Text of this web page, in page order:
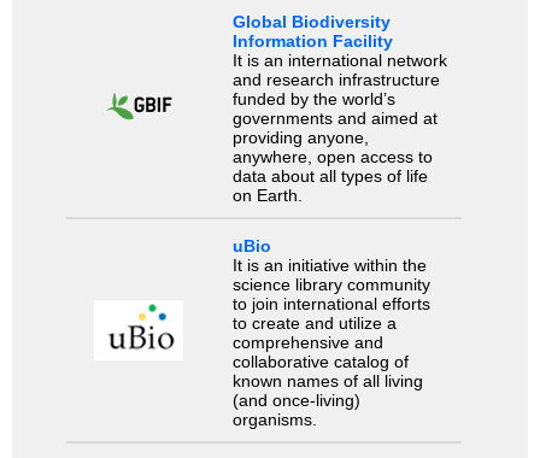
Global Biodiversity
Information Facility
It is an international network
and research infrastructure
funded by the world’s
governments and aimed at
providing anyone,
anywhere, open access to
data about all types of life
on Earth.
uBio
It is an initiative within the
science library community
to join international efforts
to create and utilize a
comprehensive and
collaborative catalog of
known names of all living
(and once-living)
organisms.